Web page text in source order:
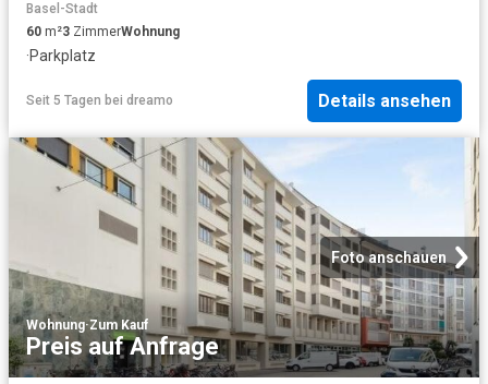
Basel-Stadt
60 m²3 ZimmerWohnung
·Parkplatz
Seit 5 Tagen bei dreamo Details ansehen
Foto anschauen
Wohnung·Zum Kauf
Preis auf Anfrage